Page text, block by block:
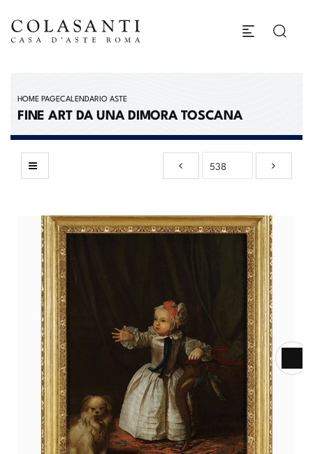
HOME PAGECALENDARIO ASTE
FINE ART DA UNA DIMORA TOSCANA